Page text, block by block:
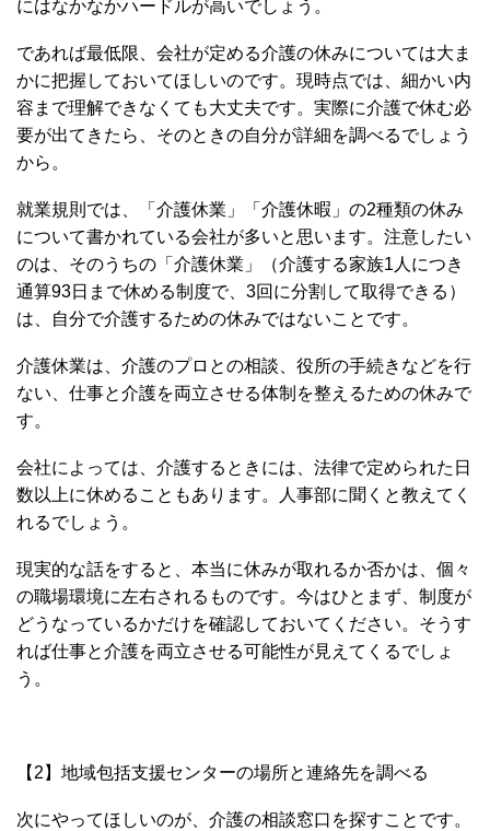
にはなかなかハードルが高いでしょう。
であれば最低限、会社が定める介護の休みについては大ま
かに把握しておいてほしいのです。現時点では、細かい内
容まで理解できなくても大丈夫です。実際に介護で休む必
要が出てきたら、そのときの自分が詳細を調べるでしょう
から。
就業規則では、「介護休業」「介護休暇」の2種類の休み
について書かれている会社が多いと思います。注意したい
のは、そのうちの「介護休業」（介護する家族1人につき
通算93日まで休める制度で、3回に分割して取得できる）
は、自分で介護するための休みではないことです。
介護休業は、介護のプロとの相談、役所の手続きなどを行
ない、仕事と介護を両立させる体制を整えるための休みで
す。
会社によっては、介護するときには、法律で定められた日
数以上に休めることもあります。人事部に聞くと教えてく
れるでしょう。
現実的な話をすると、本当に休みが取れるか否かは、個々
の職場環境に左右されるものです。今はひとまず、制度が
どうなっているかだけを確認しておいてください。そうす
れば仕事と介護を両立させる可能性が見えてくるでしょ
う。
【2】地域包括支援センターの場所と連絡先を調べる
次にやってほしいのが、介護の相談窓口を探すことです。